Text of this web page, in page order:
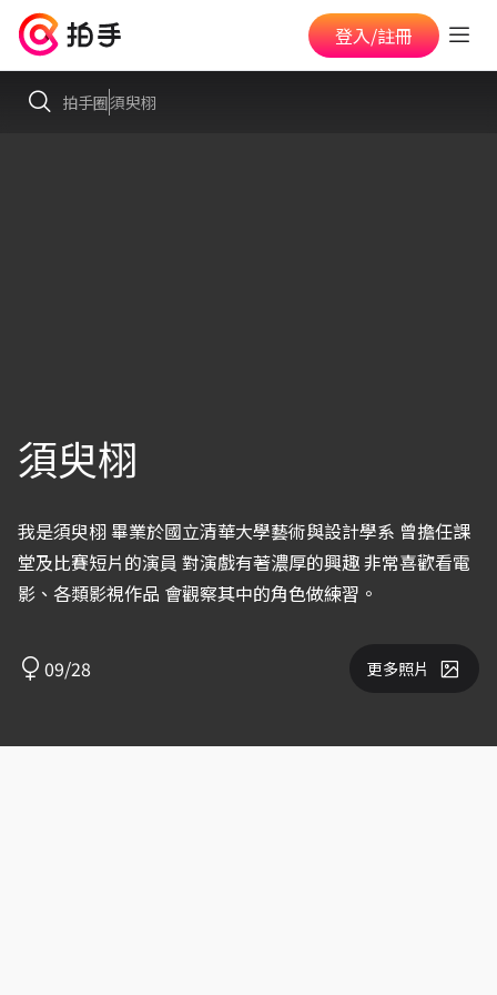
登入/註冊
拍手圈須臾栩
須臾栩
我是須臾栩 畢業於國立清華大學藝術與設計學系 曾擔任課
堂及比賽短片的演員 對演戲有著濃厚的興趣 非常喜歡看電
影、各類影視作品 會觀察其中的角色做練習。
09/28 更多照片